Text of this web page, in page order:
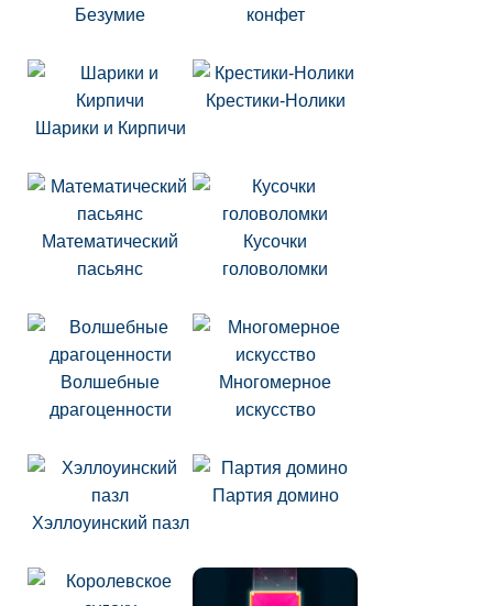
Безумие
конфет
Шарики и Кирпичи
Крестики-Нолики
Математический
пасьянс
Кусочки
головоломки
Волшебные
драгоценности
Многомерное
искусство
Хэллоуинский пазл
Партия домино